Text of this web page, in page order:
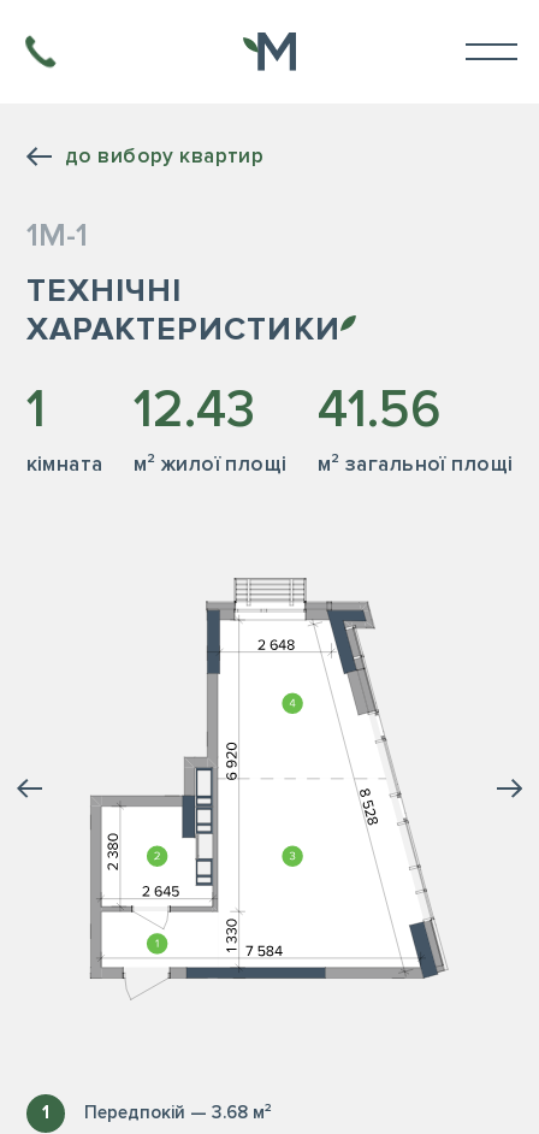
до вибору квартир
1М-1
ТЕХНІЧНІ
ХАРАКТЕРИСТИКИ
1
кiмната
12.43
м² жилої площі
41.56
м² загальної площі
1 Передпокій — 3.68 м²